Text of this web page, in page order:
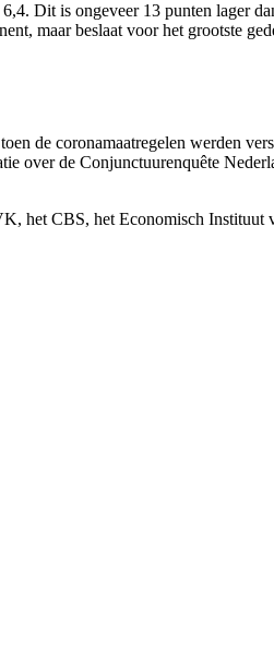
Dit is ongeveer 13 punten lager
maar beslaat voor het grootste
de coronamaatregelen werden
over de Conjunctuurenquête
het CBS, het Economisch